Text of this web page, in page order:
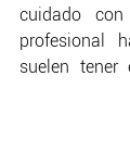
cuidado
profesional
suelen tener